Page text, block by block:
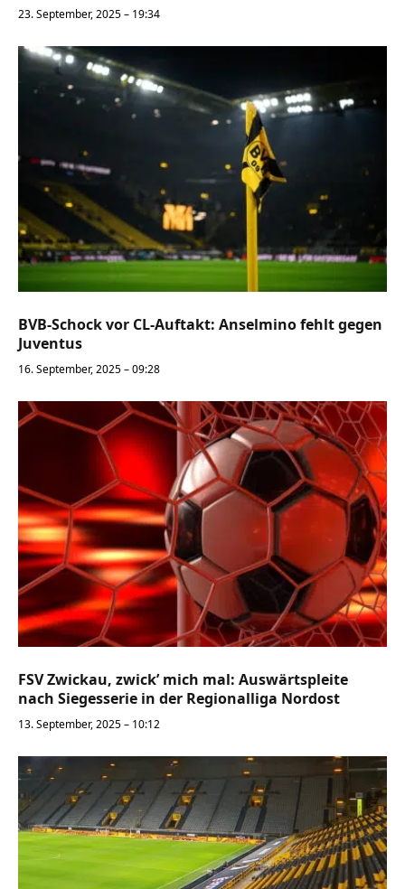
23. September, 2025 – 19:34
BVB-Schock vor CL-Auftakt: Anselmino fehlt gegen
Juventus
16. September, 2025 – 09:28
FSV Zwickau, zwick’ mich mal: Auswärtspleite
nach Siegesserie in der Regionalliga Nordost
13. September, 2025 – 10:12